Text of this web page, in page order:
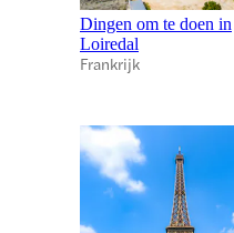
Dingen om te doen in
Loiredal
Frankrijk